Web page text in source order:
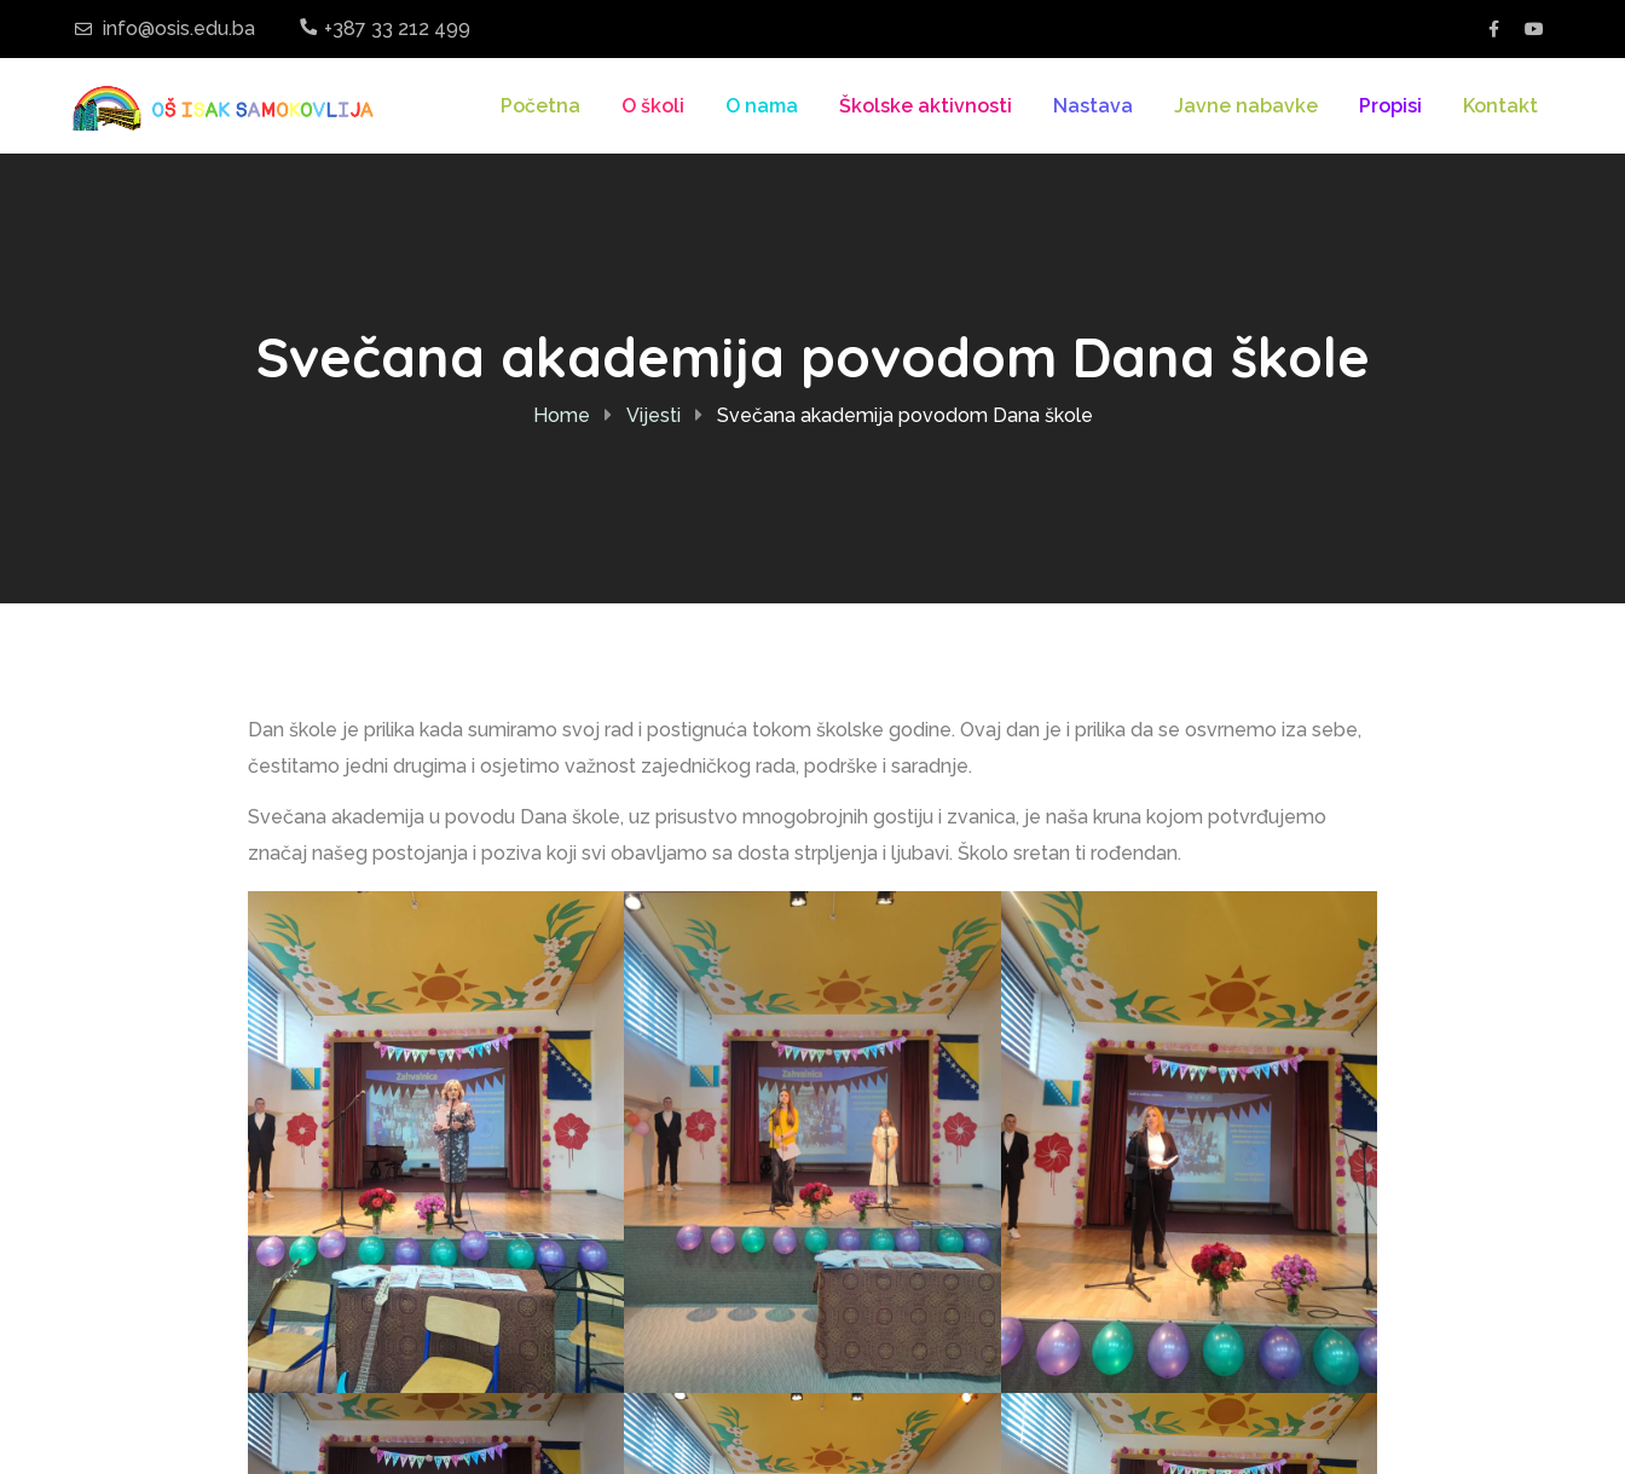
info@osis.edu.ba +387 33 212 499
Početna O školi O nama Školske aktivnosti Nastava Javne nabavke Propisi Kontakt
Svečana akademija povodom Dana škole
Home Vijesti Svečana akademija povodom Dana škole
Dan škole je prilika kada sumiramo svoj rad i postignuća tokom školske godine. Ovaj dan je i prilika da se osvrnemo iza sebe,
čestitamo jedni drugima i osjetimo važnost zajedničkog rada, podrške i saradnje.
Svečana akademija u povodu Dana škole, uz prisustvo mnogobrojnih gostiju i zvanica, je naša kruna kojom potvrđujemo
značaj našeg postojanja i poziva koji svi obavljamo sa dosta strpljenja i ljubavi. Školo sretan ti rođendan.